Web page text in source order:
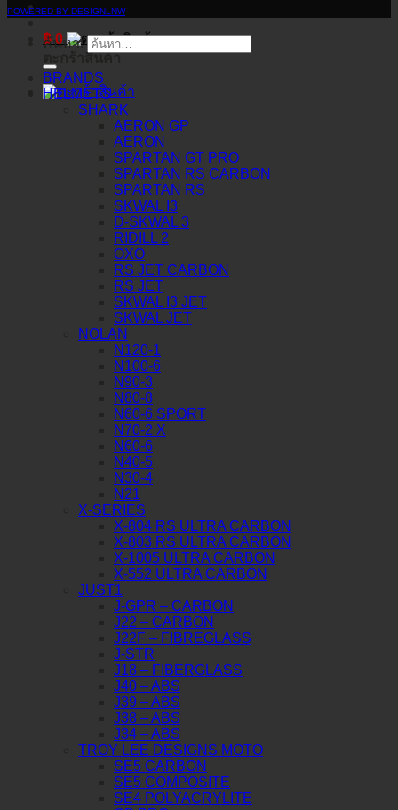
฿ 0
ตะกร้าสินค้า
POWERED BY DESIGNLNW
ค้นหา:
BRANDS
HELMETS
SHARK
AERON GP
AERON
SPARTAN GT PRO
SPARTAN RS CARBON
SPARTAN RS
SKWAL I3
D-SKWAL 3
RIDILL 2
OXO
RS JET CARBON
RS JET
SKWAL I3 JET
SKWAL JET
NOLAN
N120-1
N100-6
N90-3
N80-8
N60-6 SPORT
N70-2 X
N60-6
N40-5
N30-4
N21
X-SERIES
X-804 RS ULTRA CARBON
X-803 RS ULTRA CARBON
X-1005 ULTRA CARBON
X-552 ULTRA CARBON
JUST1
J-GPR – CARBON
J22 – CARBON
J22F – FIBREGLASS
J-STR
J18 – FIBERGLASS
J40 – ABS
J39 – ABS
J38 – ABS
J34 – ABS
TROY LEE DESIGNS MOTO
SE5 CARBON
SE5 COMPOSITE
SE4 POLYACRYLITE